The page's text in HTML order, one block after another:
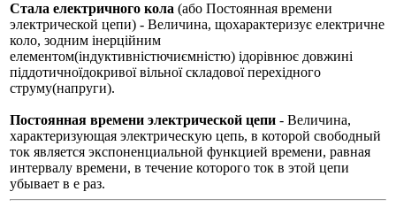
Стала електричного кола (або Постоянная времени
электрической цепи) - Величина, щохарактеризує електричне
коло, зодним інерційним
елементом(індуктивністючиємністю) ідорівнює довжині
піддотичноїдокривої вільної складової перехідного
струму(напруги).
Постоянная времени электрической цепи - Величина,
характеризующая электрическую цепь, в которой свободный
ток является экспоненциальной функцией времени, равная
интервалу времени, в течение которого ток в этой цепи
убывает в е раз.